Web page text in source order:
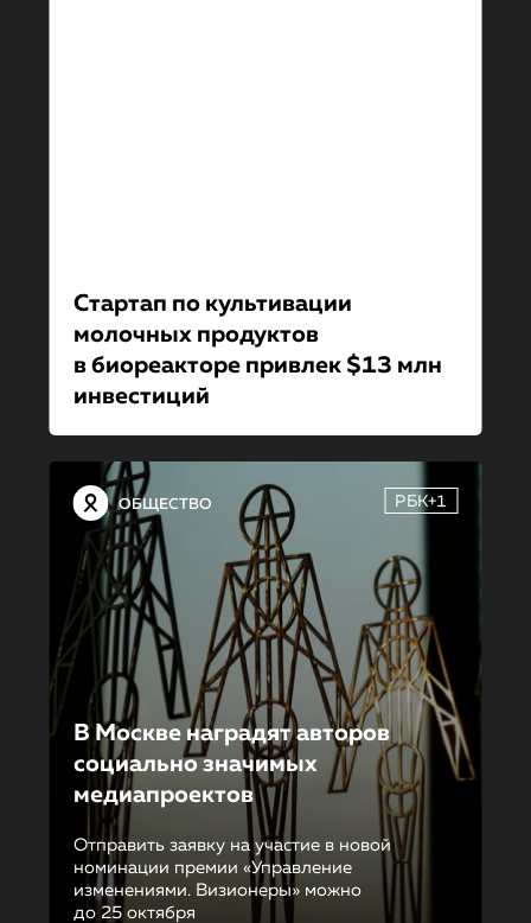
Стартап по культивации
молочных продуктов
в биореакторе привлек $13 млн
инвестиций
ОБЩЕСТВО РБК+1
В Москве наградят авторов
социально значимых
медиапроектов
Отправить заявку на участие в новой
номинации премии «Управление
изменениями. Визионеры» можно
до 25 октября